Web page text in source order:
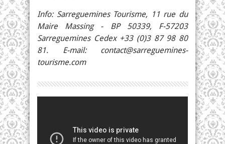
Info: Sarreguemines Tourisme, 11 rue du
Maire Massing - BP 50339, F-57203
Sarreguemines Cedex +33 (0)3 87 98 80
81. E-mail: contact@sarreguemines-
tourisme.com